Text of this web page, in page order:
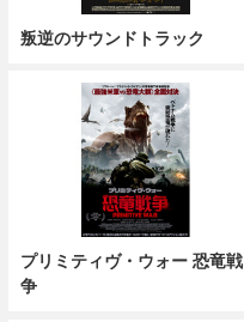
叛逆のサウンドトラック
プリミティヴ・ウォー 恐竜戦
争